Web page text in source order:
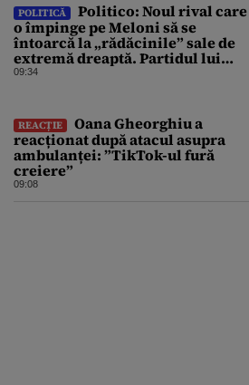
POLITICĂ
Politico: Noul rival care
o împinge pe Meloni să se
întoarcă la „rădăcinile” sale de
extremă dreaptă. Partidul lui
Vannacci a trecut de 7% în
09:34
REACȚIE
Oana Gheorghiu a
reacționat după atacul asupra
ambulanței: ”TikTok-ul fură
creiere”
09:08